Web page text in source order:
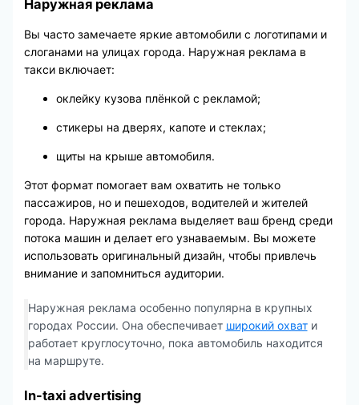
Наружная реклама
Вы часто замечаете яркие автомобили с логотипами и
слоганами на улицах города. Наружная реклама в
такси включает:
оклейку кузова плёнкой с рекламой;
стикеры на дверях, капоте и стеклах;
щиты на крыше автомобиля.
Этот формат помогает вам охватить не только
пассажиров, но и пешеходов, водителей и жителей
города. Наружная реклама выделяет ваш бренд среди
потока машин и делает его узнаваемым. Вы можете
использовать оригинальный дизайн, чтобы привлечь
внимание и запомниться аудитории.
Наружная реклама особенно популярна в крупных
городах России. Она обеспечивает широкий охвати
работает круглосуточно, пока автомобиль находится
на маршруте.
In-taxi advertising